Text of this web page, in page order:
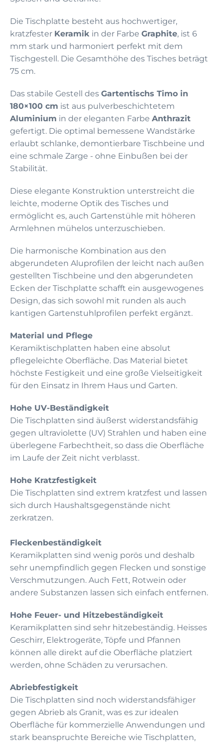
Die Tischplatte besteht aus hochwertiger,
kratzfester Keramik in der Farbe Graphite, ist 6
mm stark und harmoniert perfekt mit dem
Tischgestell. Die Gesamthöhe des Tisches beträgt
75 cm.
Das stabile Gestell des Gartentischs Timo in
180×100 cm ist aus pulverbeschichtetem
Aluminium in der eleganten Farbe Anthrazit
gefertigt. Die optimal bemessene Wandstärke
erlaubt schlanke, demontierbare Tischbeine und
eine schmale Zarge - ohne Einbußen bei der
Stabilität.
Diese elegante Konstruktion unterstreicht die
leichte, moderne Optik des Tisches und
ermöglicht es, auch Gartenstühle mit höheren
Armlehnen mühelos unterzuschieben.
Die harmonische Kombination aus den
abgerundeten Aluprofilen der leicht nach außen
gestellten Tischbeine und den abgerundeten
Ecken der Tischplatte schafft ein ausgewogenes
Design, das sich sowohl mit runden als auch
kantigen Gartenstuhlprofilen perfekt ergänzt.
Material und Pflege
Keramiktischplatten haben eine absolut
pflegeleichte Oberfläche. Das Material bietet
höchste Festigkeit und eine große Vielseitigkeit
für den Einsatz in Ihrem Haus und Garten.
Hohe UV-Beständigkeit
Die Tischplatten sind äußerst widerstandsfähig
gegen ultraviolette (UV) Strahlen und haben eine
überlegene Farbechtheit, so dass die Oberfläche
im Laufe der Zeit nicht verblasst.
Hohe Kratzfestigkeit
Die Tischplatten sind extrem kratzfest und lassen
sich durch Haushaltsgegenstände nicht
zerkratzen.
Fleckenbeständigkeit
Keramikplatten sind wenig porös und deshalb
sehr unempfindlich gegen Flecken und sonstige
Verschmutzungen. Auch Fett, Rotwein oder
andere Substanzen lassen sich einfach entfernen.
Hohe Feuer- und Hitzebeständigkeit
Keramikplatten sind sehr hitzebeständig. Heisses
Geschirr, Elektrogeräte, Töpfe und Pfannen
können alle direkt auf die Oberfläche platziert
werden, ohne Schäden zu verursachen.
Abriebfestigkeit
Die Tischplatten sind noch widerstandsfähiger
gegen Abrieb als Granit, was es zur idealen
Oberfläche für kommerzielle Anwendungen und
stark beanspruchte Bereiche wie Tischplatten,